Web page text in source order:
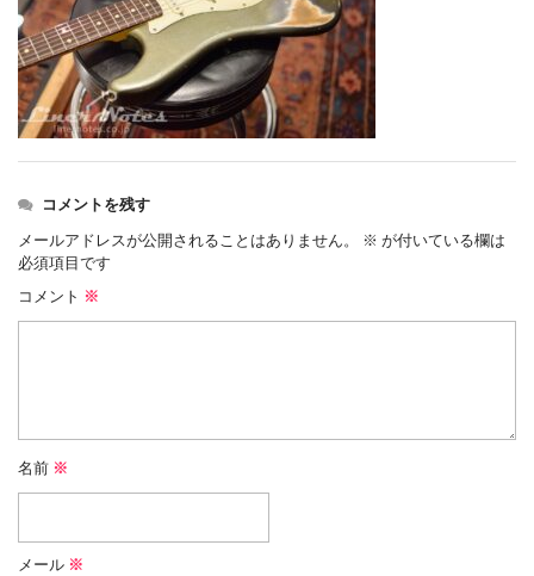
コメントを残す
メールアドレスが公開されることはありません。 ※ が付いている欄は
必須項目です
コメント ※
名前 ※
メール ※